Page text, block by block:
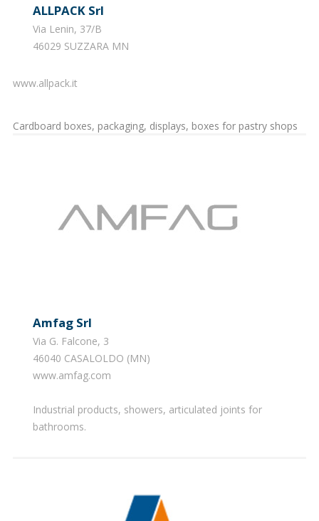
ALLPACK Srl
Via Lenin, 37/B
46029 SUZZARA MN
www.allpack.it
Cardboard boxes, packaging, displays, boxes for pastry shops
Amfag Srl
Via G. Falcone, 3
46040 CASALOLDO (MN)
www.amfag.com
Industrial products, showers, articulated joints for
bathrooms.